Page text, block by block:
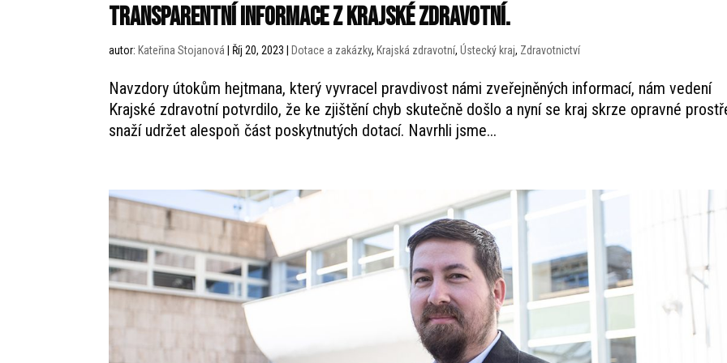
transparentní informace z Krajské zdravotní.
autor: Kateřina Stojanová Říj 20, 2023 Dotace a zakázky, Krajská zdravotní,Ústecký kraj, Zdravotnictví
Navzdory útokům hejtmana, který vyvracel pravdivost námi zveřejněných informací, nám vedení
Krajské zdravotní potvrdilo, že ke zjištění chyb skutečně došlo a nyní se kraj skrze opravné
snaží udržet alespoň část poskytnutých dotací. Navrhli jsme...